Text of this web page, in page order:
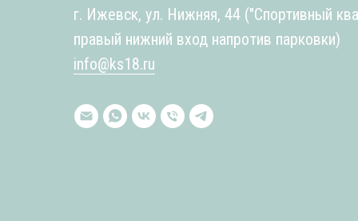
г. Ижевск, ул. Нижняя, 44 ("Спортивный
правый нижний вход напротив парковки)
info@ks18.ru